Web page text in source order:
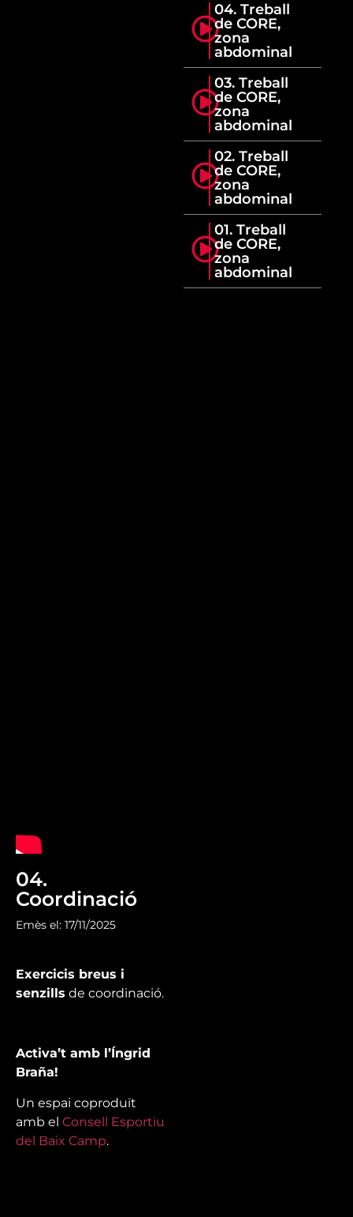
04.
Coordinació
Emès el: 17/11/2025
Exercicis breus i
senzills de coordinació.
Activa’t amb l’Íngrid
Braña!
Un espai coproduït
amb el Consell Esportiu
del Baix Camp.
04. Treball
de CORE,
zona
abdominal
03. Treball
de CORE,
zona
abdominal
02. Treball
de CORE,
zona
abdominal
01. Treball
de CORE,
zona
abdominal